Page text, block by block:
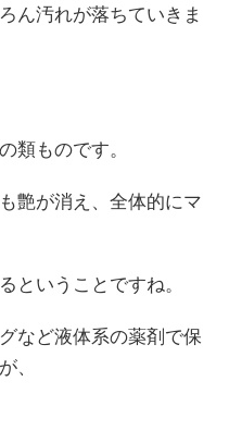
ん汚れが落ちていきま
類ものです。
艶が消え、全体的にマ
ということですね。
など液体系の薬剤で保
、